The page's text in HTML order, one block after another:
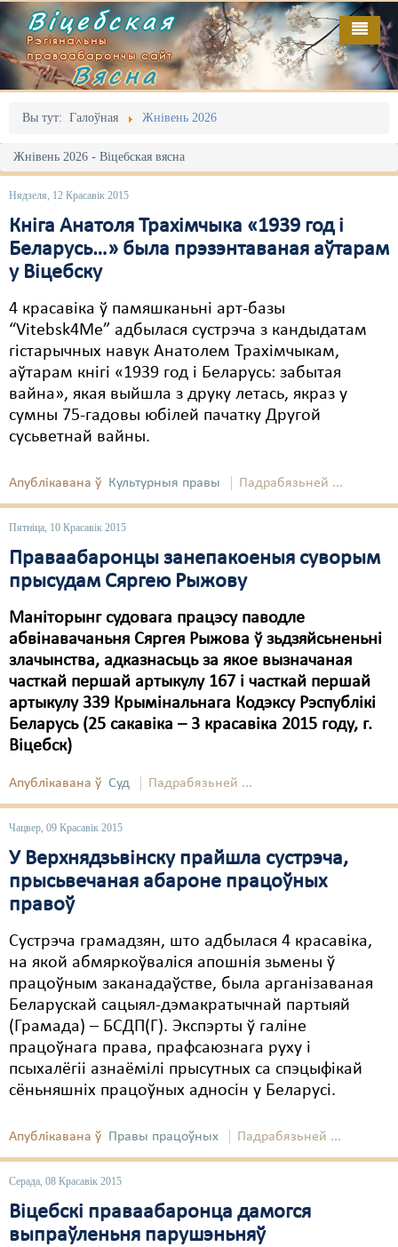
Віцебская
Рэгіянальны
праваабарончы сайт
Вясна
Вы тут: Галоўная Жнівень 2026
Жнівень 2026 - Віцебская вясна
Нядзеля, 12 Красавік 2015
Кніга Анатоля Трахімчыка «1939 год і
Беларусь…» была прэзэнтаваная аўтарам
у Віцебску
4 красавіка ў памяшканьні арт-базы
“Vitebsk4Me” адбылася сустрэча з кандыдатам
гістарычных навук Анатолем Трахімчыкам,
аўтарам кнігі «1939 год і Беларусь: забытая
вайна», якая выйшла з друку летась, якраз у
сумны 75-гадовы юбілей пачатку Другой
сусьветнай вайны.
Апублікавана ў Культурныя правы Падрабязьней ...
Пятніца, 10 Красавік 2015
Праваабаронцы занепакоеныя суворым
прысудам Сяргею Рыжову
Маніторынг судовага працэсу паводле
абвінавачаньня Сяргея Рыжова ў зьдзяйсьненьні
злачынства, адказнасьць за якое вызначаная
часткай першай артыкулу 167 i часткай першай
артыкулу 339 Крымінальнага Кодэксу Рэспублікі
Беларусь (25 сакавіка – 3 красавіка 2015 году, г.
Віцебск)
Апублікавана ў Суд Падрабязьней ...
Чацвер, 09 Красавік 2015
У Верхнядзьвінску прайшла сустрэча,
прысьвечаная абароне працоўных
правоў
Сустрэча грамадзян, што адбылася 4 красавіка,
на якой абмяркоўваліся апошнія зьмены ў
працоўным заканадаўстве, была арганізаваная
Беларускай сацыял-дэмакратычнай партыяй
(Грамада) – БСДП(Г). Экспэрты ў галіне
працоўнага права, прафсаюзнага руху і
псыхалёгіі азнаёмілі прысутных са спэцыфікай
сёньняшніх працоўных адносін у Беларусі.
Апублікавана ў Правы працоўных Падрабязьней ...
Серада, 08 Красавік 2015
Віцебскі праваабаронца дамогся
выпраўленьня парушэньняў
Галоўная
Адміністрацыйны перасьлед
Акцыі
Выбары
Грамадзянскія ініцыятывы
Дыскрымінацыя
Затрыманьні
Карная псыхіятрыя
КПЧ ААН
ЛПП
Мірныя сходы
Палітвязьні
Праваабаронцы
Правы дзіцяці
Пэнітэнцыярная сыстэма
Распальваньне варожасьці
Рознае
Свабода слова
Свабода сумленьня
Суд
Экалёгія
Правы працоўных
Сацыяльныя правы
Выданьні
Відэа
Пра нас
RSS